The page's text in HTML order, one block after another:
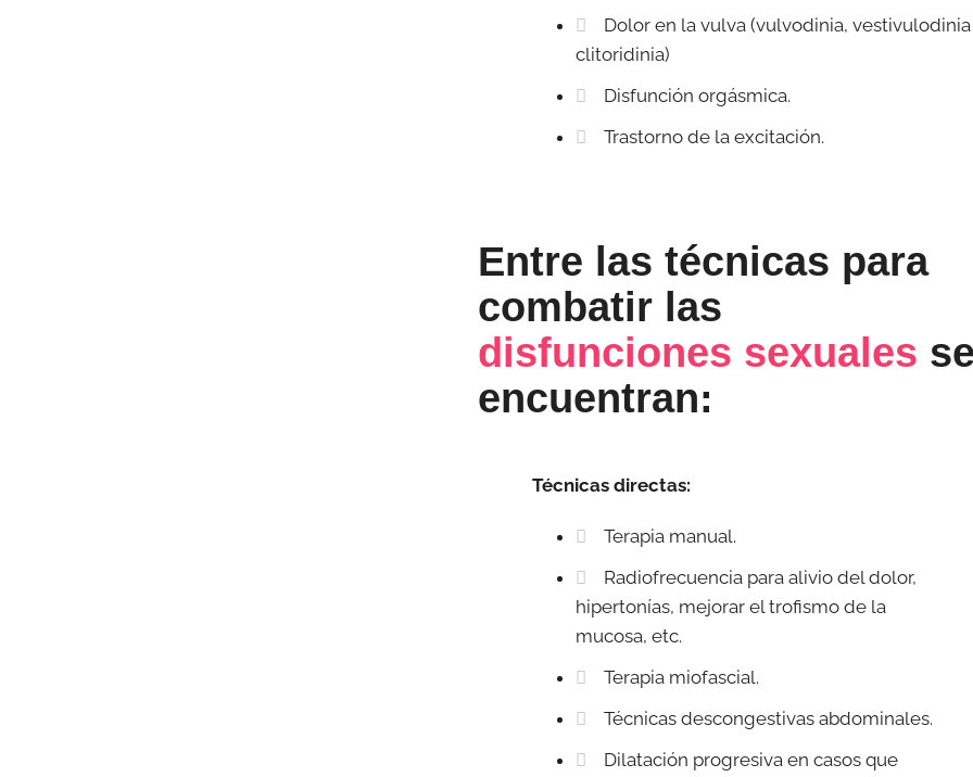
Dolor en la vulva (vulvodinia,
clitoridinia)
Disfunción orgásmica.
Trastorno de la excitación.
Entre las técnicas para
combatir las
disfunciones sexuales
encuentran:
Técnicas directas:
Terapia manual.
Radiofrecuencia para alivio del dolor,
hipertonías, mejorar el trofismo de la
mucosa, etc.
Terapia miofascial.
Técnicas descongestivas abdominales.
Dilatación progresiva en casos que